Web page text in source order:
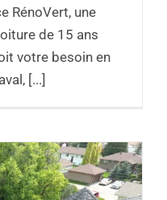
RénoVert, une
de 15 ans
votre besoin en
[...]